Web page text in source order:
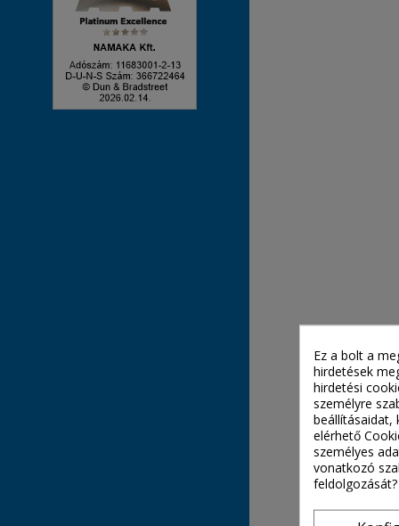
Ez a bolt a
hirdetések
hirdetési
személyre
beállításaidat,
elérhető
személyes
vonatkozó
feldolgozását?